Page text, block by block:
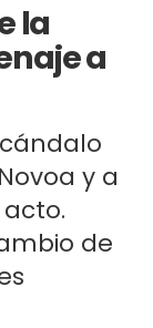
la
a
y a
de